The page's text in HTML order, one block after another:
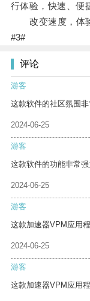
行体验，快速、便
改变速度，体验
#3#
评论
游客
这款软件的社区氛围
2024-06-25
游客
这款软件的功能非常
2024-06-25
游客
这款加速器VPM应用
2024-06-25
游客
这款加速器VPM应用